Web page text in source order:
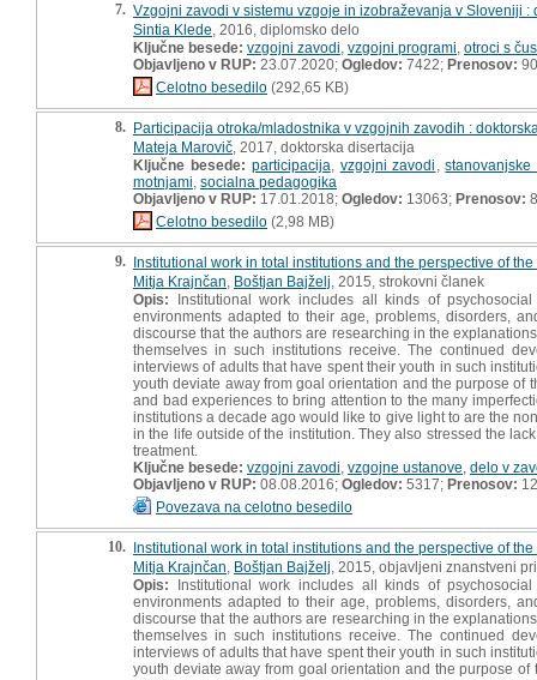
7. Vzgojni zavodi v sistemu vzgoje in izobraževanja v Sloveniji :
Sintia Klede , 2016, diplomsko delo
Ključne besede: vzgojni zavodi vzgojni programi otroci s
Objavljeno v RUP: 23.07.2020; Ogledov: 7422; Prenosov: 90
Celotno besedilo (292,65 KB)
8. Participacija otroka/mladostnika v vzgojnih zavodih :
Mateja Marovič , 2017, doktorska disertacija
Ključne besede: participacija vzgojni zavodi ,stanovanjske
motnjami socialna pedagogika
Objavljeno v RUP: 17.01.2018; Ogledov: 13063; Prenosov:
Celotno besedilo (2,98 MB)
9. Institutional work in total institutions and the perspective of
Mitja Krajnčan Boštjan Bajželj , 2015, strokovni članek
Opis: Institutional work includes all kinds of
environments adapted to their age, problems, disorders,
discourse that the authors are researching in the
themselves in such institutions receive. The continued
interviews of adults that have spent their youth in such
youth deviate away from goal orientation and the purpose of
and bad experiences to bring attention to the many
institutions a decade ago would like to give light to are the
in the life outside of the institution. They also stressed the
treatment.
Ključne besede: vzgojni zavodi vzgojne ustanove delo v
Objavljeno v RUP: 08.08.2016; Ogledov: 5317; Prenosov:
Povezava na celotno besedilo
10. Institutional work in total institutions and the perspective of
Mitja Krajnčan Boštjan Bajželj , 2015, objavljeni znanstveni
Opis: Institutional work includes all kinds of
environments adapted to their age, problems, disorders,
discourse that the authors are researching in the
themselves in such institutions receive. The continued
interviews of adults that have spent their youth in such
youth deviate away from goal orientation and the purpose